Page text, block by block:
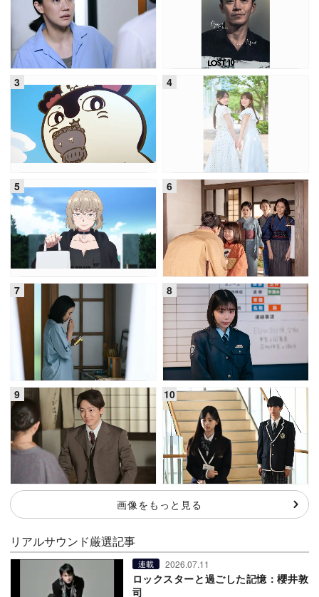
画像をもっと見る
リアルサウンド厳選記事
連載 2026.07.11
ロックスターと過ごした記憶：櫻井敦
司